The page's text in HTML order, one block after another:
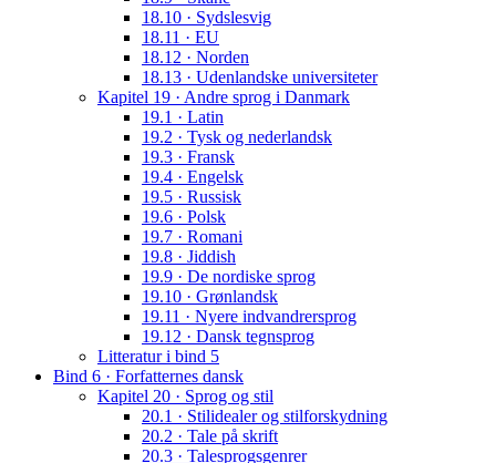
18.10 · Sydslesvig
18.11 · EU
18.12 · Norden
18.13 · Udenlandske universiteter
Kapitel 19 · Andre sprog i Danmark
19.1 · Latin
19.2 · Tysk og nederlandsk
19.3 · Fransk
19.4 · Engelsk
19.5 · Russisk
19.6 · Polsk
19.7 · Romani
19.8 · Jiddish
19.9 · De nordiske sprog
19.10 · Grønlandsk
19.11 · Nyere indvandrersprog
19.12 · Dansk tegnsprog
Litteratur i bind 5
Bind 6 · Forfatternes dansk
Kapitel 20 · Sprog og stil
20.1 · Stilidealer og stilforskydning
20.2 · Tale på skrift
20.3 · Talesprogsgenrer